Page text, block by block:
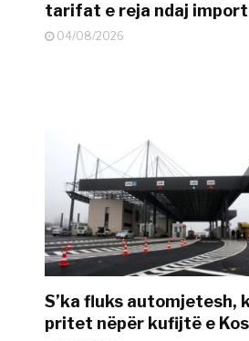
tarifat e reja ndaj
04/08/2026
S’ka fluks automjetesh,
pritet nëpër kufijtë e